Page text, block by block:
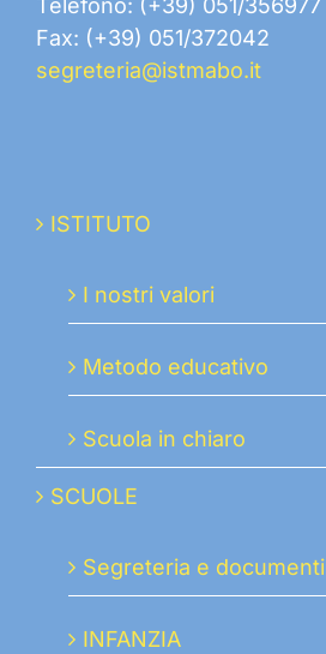
Fax: (+39) 051/372042
segreteria@istmabo.it
ISTITUTO
I nostri valori
Metodo educativo
Scuola in chiaro
SCUOLE
Segreteria e documenti
INFANZIA